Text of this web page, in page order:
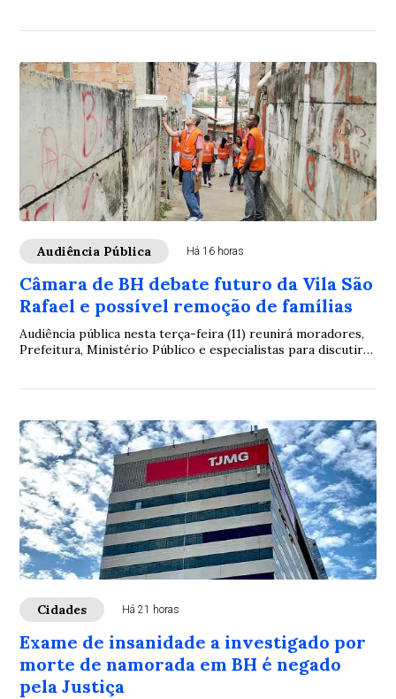
Audiência Pública Há 16 horas
Câmara de BH debate futuro da Vila São
Rafael e possível remoção de famílias
Audiência pública nesta terça-feira (11) reunirá moradores,
Prefeitura, Ministério Público e especialistas para discutir
Cidades Há 21 horas
Exame de insanidade a investigado por
morte de namorada em BH é negado
pela Justiça